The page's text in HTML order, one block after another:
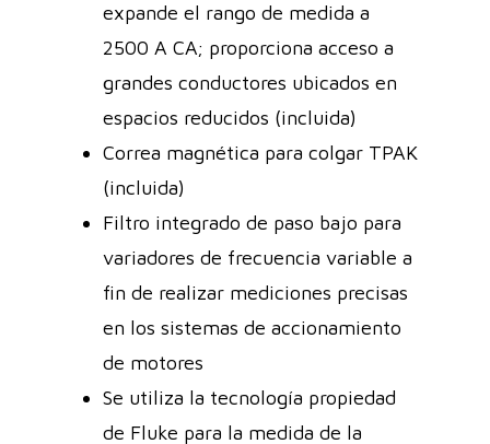
expande el rango de medida a
2500 A CA; proporciona acceso a
grandes conductores ubicados en
espacios reducidos (incluida)
Correa magnética para colgar TPAK
(incluida)
Filtro integrado de paso bajo para
variadores de frecuencia variable a
fin de realizar mediciones precisas
en los sistemas de accionamiento
de motores
Se utiliza la tecnología propiedad
de Fluke para la medida de la